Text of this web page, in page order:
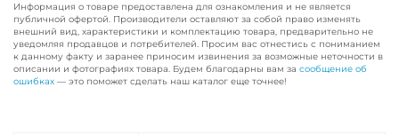
Информация о товаре предоставлена для ознакомления и не является
публичной офертой. Производители оставляют за собой право изменять
внешний вид, характеристики и комплектацию товара, предварительно не
уведомляя продавцов и потребителей. Просим вас отнестись с пониманием
к данному факту и заранее приносим извинения за возможные неточности в
описании и фотографиях товара. Будем благодарны вам за сообщение об
ошибках — это поможет сделать наш каталог еще точнее!